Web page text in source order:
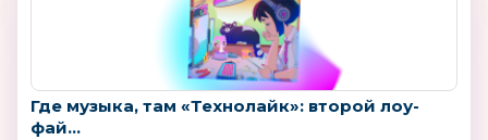
Где музыка, там «Технолайк»: второй лоу-
фай...